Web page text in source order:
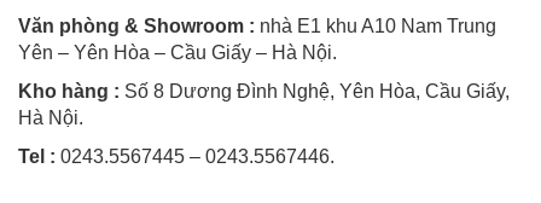
Văn phòng & Showroom : nhà E1 khu A10 Nam Trung
Yên – Yên Hòa – Cầu Giấy – Hà Nội.
Kho hàng : Số 8 Dương Đình Nghệ, Yên Hòa, Cầu Giấy,
Hà Nội.
Tel : 0243.5567445 – 0243.5567446.